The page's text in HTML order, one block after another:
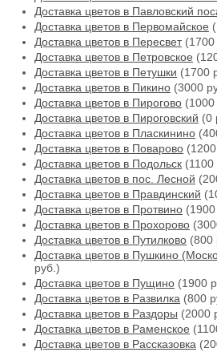
Доставка цветов в Павловский
Доставка цветов в Первомайское
Доставка цветов в Пересвет(1700
Доставка цветов в Петровское
Доставка цветов в Петушки (1700
Доставка цветов в Пикино (3000
Доставка цветов в Пирогово (1000
Доставка цветов в Пироговский (0
Доставка цветов в Пласкинино
Доставка цветов в Поварово
Доставка цветов в Подольск (1100
Доставка цветов в пос. Лесной
Доставка цветов в Правдинский
Доставка цветов в Протвино
Доставка цветов в Прохорово
Доставка цветов в Путилково (800
Доставка цветов в Пушкино
руб.)
Доставка цветов в Пущино (1900
Доставка цветов в Развилка (800
Доставка цветов в Раздоры (2000
Доставка цветов в Раменское
Доставка цветов в Рассказовка